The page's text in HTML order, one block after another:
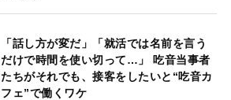
「話し方が変だ」「就活では名前を言う
だけで時間を使い切って…」 吃音当事者
たちがそれでも、接客をしたいと“吃音カ
フェ”で働くワケ